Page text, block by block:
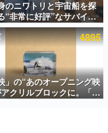
ビュー数万以上！ などな
ファミ渾身の“殿堂入り”記
に製作時のエピソードをお
のニワトリと宇宙船を探
“非常に好評”なサバイバ
ム『Breathedge』が無
布中。入手できる期間は8
まで
4895
」の“あのオープニング映
クリルブロックに。「東
トリカル グッズコレクシ